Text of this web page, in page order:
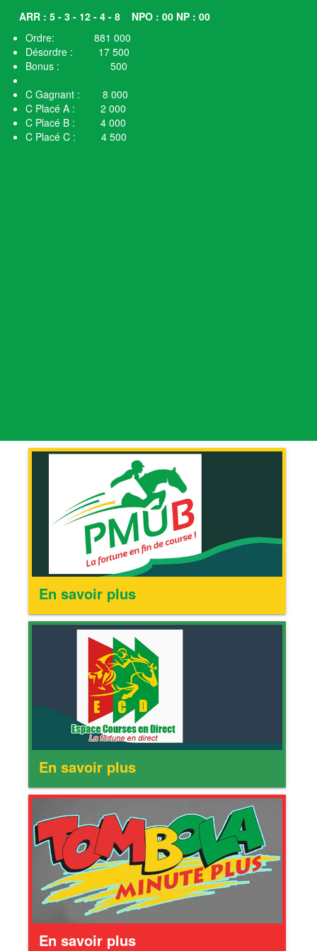
ARR : 5 - 3 - 12 - 4 - 8 NPO : 00 NP : 00
Ordre: 881 000
Désordre : 17 500
Bonus : 500
C Gagnant : 8 000
C Placé A : 2 000
C Placé B : 4 000
C Placé C : 4 500
En savoir plus
En savoir plus
En savoir plus